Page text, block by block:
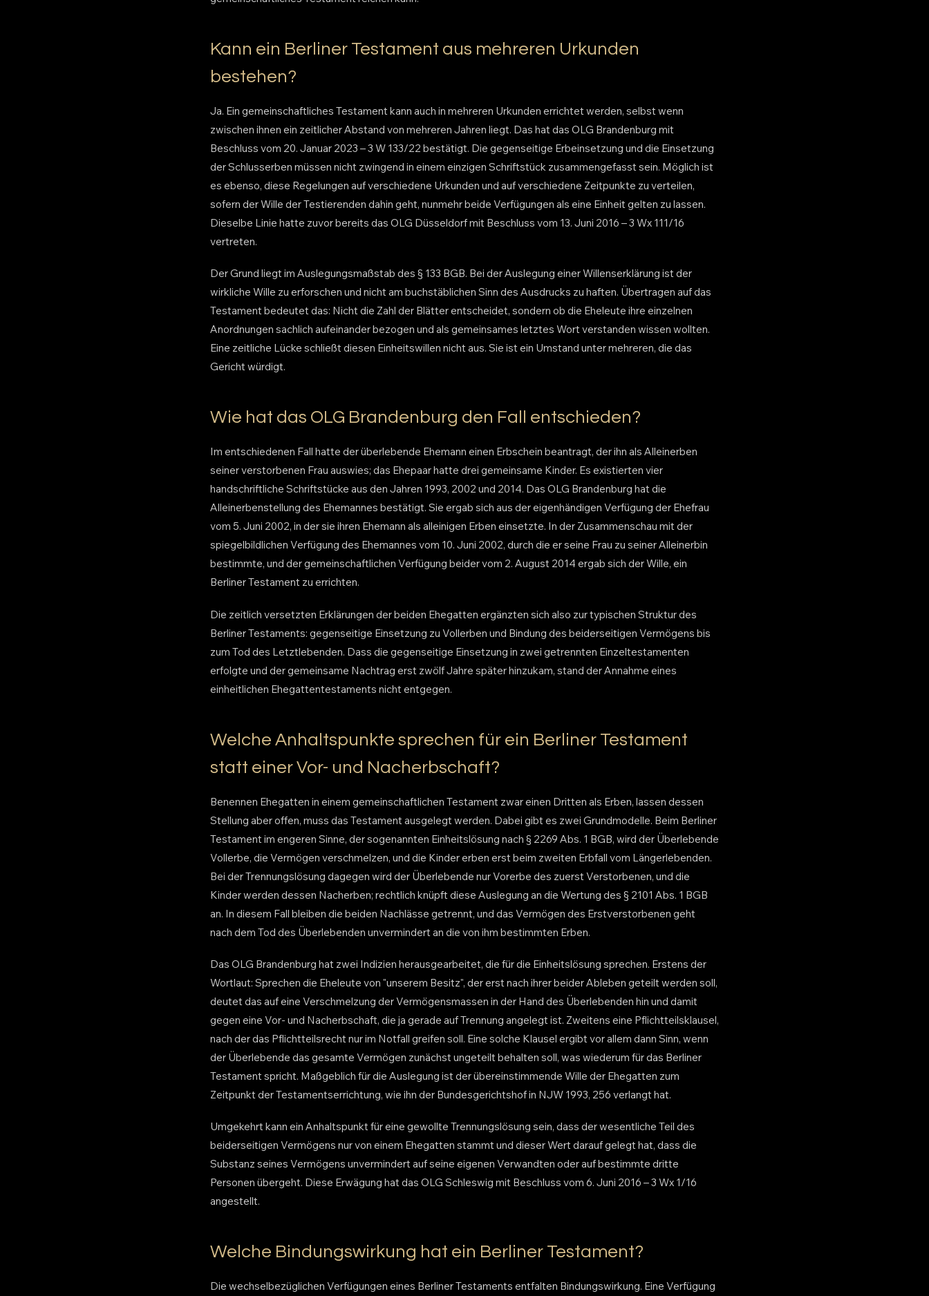
Kann ein Berliner Testament aus mehreren Urkunden
bestehen?
Ja. Ein gemeinschaftliches Testament kann auch in mehreren Urkunden errichtet werden, selbst wenn
zwischen ihnen ein zeitlicher Abstand von mehreren Jahren liegt. Das hat das OLG Brandenburg mit
Beschluss vom 20. Januar 2023 – 3 W 133/22 bestätigt. Die gegenseitige Erbeinsetzung und die Einsetzung
der Schlusserben müssen nicht zwingend in einem einzigen Schriftstück zusammengefasst sein. Möglich ist
es ebenso, diese Regelungen auf verschiedene Urkunden und auf verschiedene Zeitpunkte zu verteilen,
sofern der Wille der Testierenden dahin geht, nunmehr beide Verfügungen als eine Einheit gelten zu lassen.
Dieselbe Linie hatte zuvor bereits das OLG Düsseldorf mit Beschluss vom 13. Juni 2016 – 3 Wx 111/16
vertreten.
Der Grund liegt im Auslegungsmaßstab des § 133 BGB. Bei der Auslegung einer Willenserklärung ist der
wirkliche Wille zu erforschen und nicht am buchstäblichen Sinn des Ausdrucks zu haften. Übertragen auf das
Testament bedeutet das: Nicht die Zahl der Blätter entscheidet, sondern ob die Eheleute ihre einzelnen
Anordnungen sachlich aufeinander bezogen und als gemeinsames letztes Wort verstanden wissen wollten.
Eine zeitliche Lücke schließt diesen Einheitswillen nicht aus. Sie ist ein Umstand unter mehreren, die das
Gericht würdigt.
Wie hat das OLG Brandenburg den Fall entschieden?
Im entschiedenen Fall hatte der überlebende Ehemann einen Erbschein beantragt, der ihn als Alleinerben
seiner verstorbenen Frau auswies; das Ehepaar hatte drei gemeinsame Kinder. Es existierten vier
handschriftliche Schriftstücke aus den Jahren 1993, 2002 und 2014. Das OLG Brandenburg hat die
Alleinerbenstellung des Ehemannes bestätigt. Sie ergab sich aus der eigenhändigen Verfügung der Ehefrau
vom 5. Juni 2002, in der sie ihren Ehemann als alleinigen Erben einsetzte. In der Zusammenschau mit der
spiegelbildlichen Verfügung des Ehemannes vom 10. Juni 2002, durch die er seine Frau zu seiner Alleinerbin
bestimmte, und der gemeinschaftlichen Verfügung beider vom 2. August 2014 ergab sich der Wille, ein
Berliner Testament zu errichten.
Die zeitlich versetzten Erklärungen der beiden Ehegatten ergänzten sich also zur typischen Struktur des
Berliner Testaments: gegenseitige Einsetzung zu Vollerben und Bindung des beiderseitigen Vermögens bis
zum Tod des Letztlebenden. Dass die gegenseitige Einsetzung in zwei getrennten Einzeltestamenten
erfolgte und der gemeinsame Nachtrag erst zwölf Jahre später hinzukam, stand der Annahme eines
einheitlichen Ehegattentestaments nicht entgegen.
Welche Anhaltspunkte sprechen für ein Berliner Testament
statt einer Vor- und Nacherbschaft?
Benennen Ehegatten in einem gemeinschaftlichen Testament zwar einen Dritten als Erben, lassen dessen
Stellung aber offen, muss das Testament ausgelegt werden. Dabei gibt es zwei Grundmodelle. Beim Berliner
Testament im engeren Sinne, der sogenannten Einheitslösung nach § 2269 Abs. 1 BGB, wird der Überlebende
Vollerbe, die Vermögen verschmelzen, und die Kinder erben erst beim zweiten Erbfall vom Längerlebenden.
Bei der Trennungslösung dagegen wird der Überlebende nur Vorerbe des zuerst Verstorbenen, und die
Kinder werden dessen Nacherben; rechtlich knüpft diese Auslegung an die Wertung des § 2101 Abs. 1 BGB
an. In diesem Fall bleiben die beiden Nachlässe getrennt, und das Vermögen des Erstverstorbenen geht
nach dem Tod des Überlebenden unvermindert an die von ihm bestimmten Erben.
Das OLG Brandenburg hat zwei Indizien herausgearbeitet, die für die Einheitslösung sprechen. Erstens der
Wortlaut: Sprechen die Eheleute von "unserem Besitz", der erst nach ihrer beider Ableben geteilt werden soll,
deutet das auf eine Verschmelzung der Vermögensmassen in der Hand des Überlebenden hin und damit
gegen eine Vor- und Nacherbschaft, die ja gerade auf Trennung angelegt ist. Zweitens eine Pflichtteilsklausel,
nach der das Pflichtteilsrecht nur im Notfall greifen soll. Eine solche Klausel ergibt vor allem dann Sinn, wenn
der Überlebende das gesamte Vermögen zunächst ungeteilt behalten soll, was wiederum für das Berliner
Testament spricht. Maßgeblich für die Auslegung ist der übereinstimmende Wille der Ehegatten zum
Zeitpunkt der Testamentserrichtung, wie ihn der Bundesgerichtshof in NJW 1993, 256 verlangt hat.
Umgekehrt kann ein Anhaltspunkt für eine gewollte Trennungslösung sein, dass der wesentliche Teil des
beiderseitigen Vermögens nur von einem Ehegatten stammt und dieser Wert darauf gelegt hat, dass die
Substanz seines Vermögens unvermindert auf seine eigenen Verwandten oder auf bestimmte dritte
Personen übergeht. Diese Erwägung hat das OLG Schleswig mit Beschluss vom 6. Juni 2016 – 3 Wx 1/16
angestellt.
Welche Bindungswirkung hat ein Berliner Testament?
Die wechselbezüglichen Verfügungen eines Berliner Testaments entfalten Bindungswirkung. Eine Verfügung